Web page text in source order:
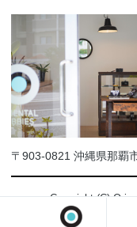
〒903-0821 沖縄県那覇
Copyright (C)